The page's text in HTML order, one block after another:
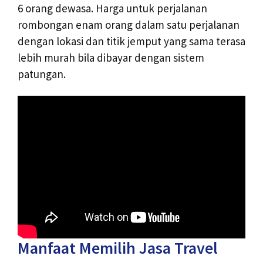
6 orang dewasa. Harga untuk perjalanan
rombongan enam orang dalam satu perjalanan
dengan lokasi dan titik jemput yang sama terasa
lebih murah bila dibayar dengan sistem
patungan.
Manfaat Memilih Jasa Travel